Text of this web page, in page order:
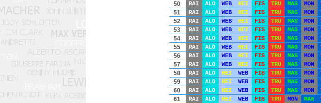
50
RAI ALO WEB HEI FIS TRU MAS MON
51
RAI ALO WEB HEI FIS TRU MAS MON
52
RAI ALO WEB HEI FIS TRU MAS MON
53
RAI ALO WEB HEI FIS TRU MAS MON
54
RAI ALO WEB HEI FIS TRU MAS MON
55
RAI ALO WEB HEI FIS TRU MAS MON
56
RAI ALO WEB HEI FIS TRU MAS MON
57
RAI ALO WEB HEI FIS TRU MAS MON
58
RAI ALO HEI WEB FIS TRU MAS MON
59
RAI ALO HEI WEB FIS TRU MAS MON
60
RAI ALO HEI WEB FIS TRU MAS MON
61
RAI ALO HEI WEB FIS TRU MON MAS